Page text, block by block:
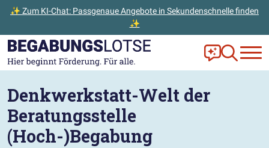
✨ Zum KI-Chat: Passgenaue Angebote in Sekundenschnelle finden
✨
Zum Hauptinhalt der Seite springen
Zur Startseite gehen Frag Ella!
Zur
Denkwerkstatt-Welt der
Beratungsstelle
(Hoch-)Begabung